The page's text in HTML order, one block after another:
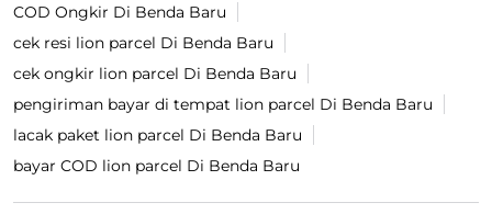
COD Ongkir Di Benda Baru
cek resi lion parcel Di Benda Baru
cek ongkir lion parcel Di Benda Baru
pengiriman bayar di tempat lion parcel Di Benda Baru
lacak paket lion parcel Di Benda Baru
bayar COD lion parcel Di Benda Baru